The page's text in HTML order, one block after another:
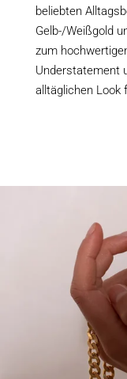
beliebten
Gelb-/Weißgold
zum
Understatement
alltäglichen Look